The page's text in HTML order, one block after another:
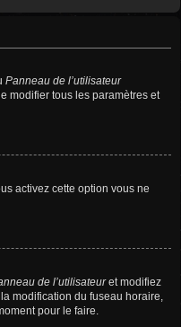
Panneau de l’utilisateur
modifier tous les paramètres et
activez cette option vous ne
de l’utilisateuret modifiez
modification du fuseau horaire,
pour le faire.